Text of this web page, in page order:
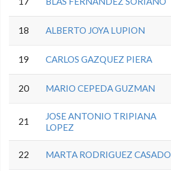
18 ALBERTO JOYA LUPION
19 CARLOS GAZQUEZ PIERA
20 MARIO CEPEDA GUZMAN
21
JOSE ANTONIO TRIPIANA
LOPEZ
22 MARTA RODRIGUEZ CASADO